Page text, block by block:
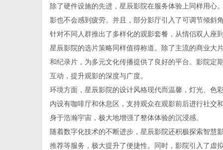
除了硬件设施的先进，星辰影院在服务体验上同样用心
影也不会感到疲劳。并且，部分影厅引入了可调节倾斜
针对不同人群推出了多样化的观影套餐，从情侣双人座
星辰影院的选片策略同样值得称道。除了主流的商业大
和纪录片，为多元文化传播提供了良好的平台。影院定
互动，提升观影的深度与广度。
环境方面，星辰影院的设计风格现代而温馨，灯光、色
内设有咖啡厅和休息区，支持观众在观影前后进行社交
身于浩瀚宇宙，极大地增强了整体体验的沉浸感。
随着数字化技术的不断进步，星辰影院还积极探索智慧
推荐等服务，极大提升了便捷性。同时，影院引入了虚